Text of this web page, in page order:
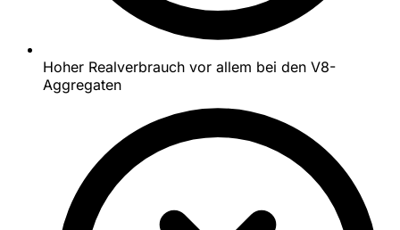
Hoher Realverbrauch vor allem bei den V8-
Aggregaten